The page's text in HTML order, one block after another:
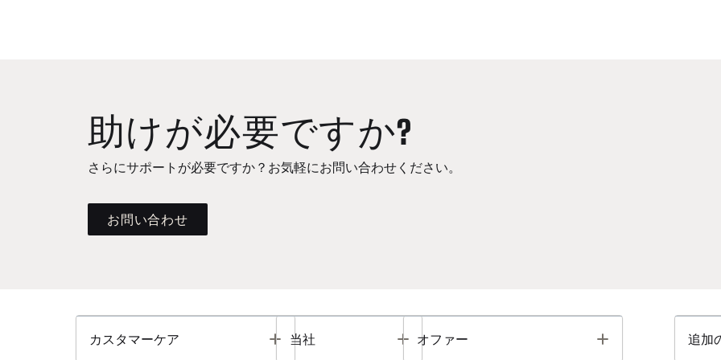
助けが必要ですか?
さらにサポートが必要ですか？お気軽にお問い合わせください。
お問い合わせ
カスタマーケア Toggle
当社 Toggle
オファー Toggle 追加